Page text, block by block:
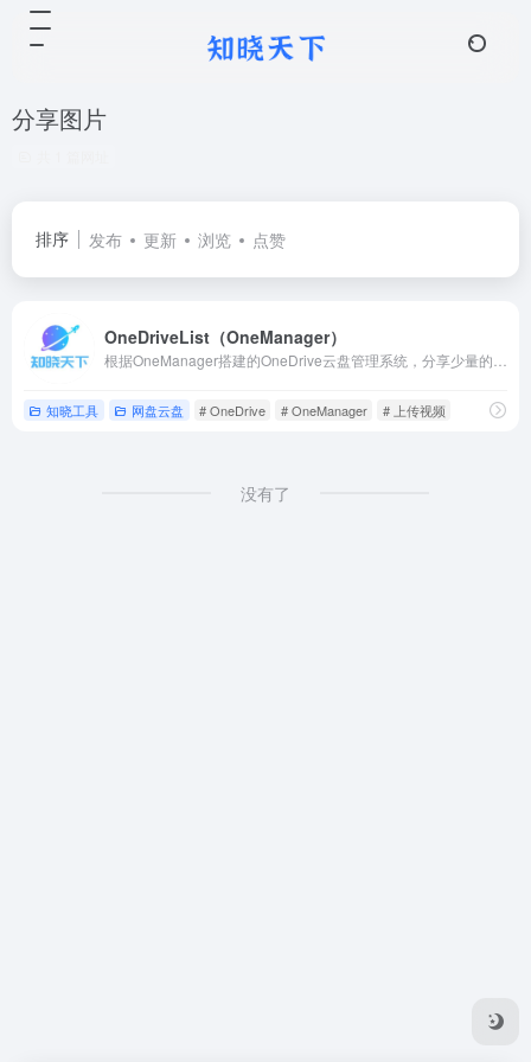
分享图片
排序 发布 更新 浏览 点赞
OneDriveList（OneManager）
知晓工具 网盘云盘 # OneDrive # OneManager # 上传视频
没有了